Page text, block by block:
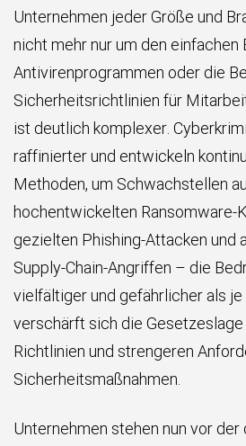
Unternehmen jeder Größe und
nicht mehr nur um den einfachen
Antivirenprogrammen oder die
Sicherheitsrichtlinien für
ist deutlich komplexer.
raffinierter und entwickeln
Methoden, um Schwachstellen
hochentwickelten Ransomware-
gezielten Phishing-Attacken und
Supply-Chain-Angriffen – die
vielfältiger und gefährlicher als
verschärft sich die
Richtlinien und strengeren
Sicherheitsmaßnahmen.
Unternehmen stehen nun vor der